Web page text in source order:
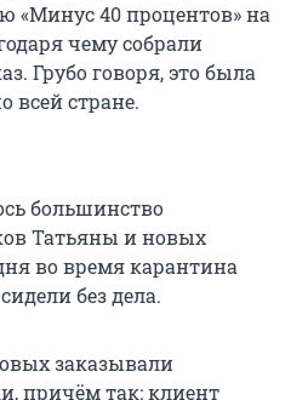
«Минус 40 процентов» на
чему собрали
Грубо говоря, это была
всей стране.
большинство
Татьяны и новых
во время карантина
без дела.
заказывали
причём так: клиент